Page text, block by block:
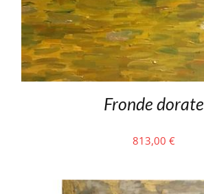
Fronde dorate
813,00 €